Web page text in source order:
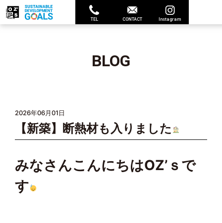
TEL CONTACT Instagram
BLOG
2026年06月01日
【新築】断熱材も入りました
みなさんこんにちはOZ’ｓで
す